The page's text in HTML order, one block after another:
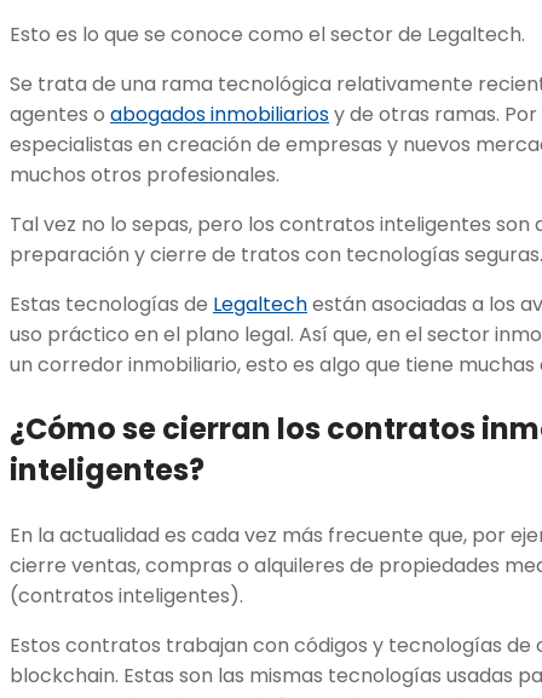
Esto es lo que se conoce como el sector de Legaltech.
Se trata de una rama tecnológica relativamente
agentes o abogados inmobiliariosy de otras ramas.
especialistas en creación de empresas y nuevos
muchos otros profesionales.
Tal vez no lo sepas, pero los contratos inteligentes son
preparación y cierre de tratos con tecnologías
Estas tecnologías de Legaltechestán asociadas a los
uso práctico en el plano legal. Así que, en el sector
un corredor inmobiliario, esto es algo que tiene
¿Cómo se cierran los contratos
inteligentes?
En la actualidad es cada vez más frecuente que, por
cierre ventas, compras o alquileres de propiedades
(contratos inteligentes).
Estos contratos trabajan con códigos y tecnologías de
blockchain. Estas son las mismas tecnologías usadas